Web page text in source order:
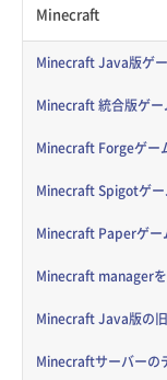
Minecraft
Minecraft Java版ゲ
Minecraft 統合版ゲー
Minecraft Forgeゲー
Minecraft Spigotゲー
Minecraft Paperゲー
Minecraft manager
Minecraft Java版の
Minecraftサーバーの